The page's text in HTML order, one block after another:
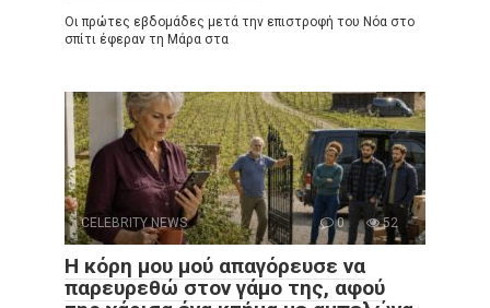
Οι πρώτες εβδομάδες μετά την επιστροφή του Νόα στο
σπίτι έφεραν τη Μάρα στα
CELEBRITY NEWS 0 52
Η κόρη μου μού απαγόρευσε να
παρευρεθώ στον γάμο της, αφού